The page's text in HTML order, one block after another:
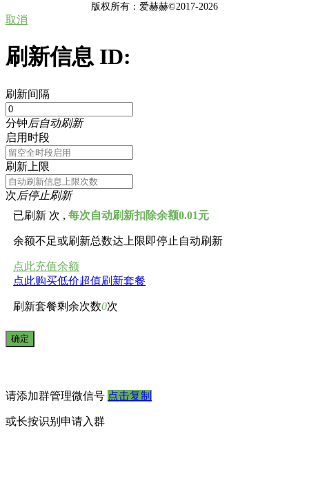
版权所有：爱赫赫©2017-2026
取消
刷新信息 ID:
刷新间隔
分钟后自动刷新
启用时段
刷新上限
次后停止刷新
已刷新 次 ,每次自动刷新扣除余额0.01元
余额不足或刷新总数达上限即停止自动刷新
点此充值余额
点此购买低价超值刷新套餐
刷新套餐剩余次数0次
请添加群管理微信号 点击复制
或长按识别申请入群